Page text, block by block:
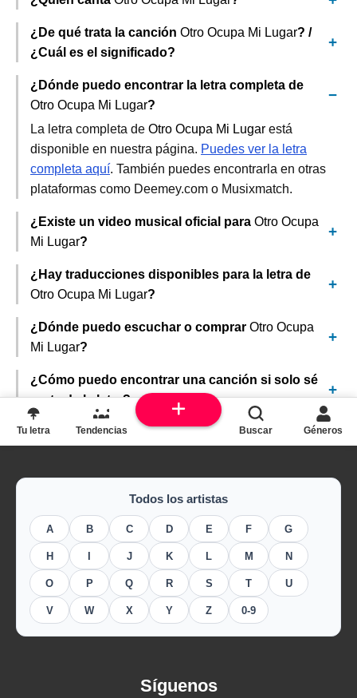
¿De qué trata la canción Otro Ocupa Mi Lugar? /
¿Cuál es el significado?
¿Dónde puedo encontrar la letra completa de
Otro Ocupa Mi Lugar?
La letra completa de Otro Ocupa Mi Lugar está
disponible en nuestra página. Puedes ver la letra
completa aquí. También puedes encontrarla en otras
plataformas como Deemey.com o Musixmatch.
¿Existe un video musical oficial para Otro Ocupa
Mi Lugar?
¿Hay traducciones disponibles para la letra de
Otro Ocupa Mi Lugar?
¿Dónde puedo escuchar o comprar Otro Ocupa
Mi Lugar?
¿Cómo puedo encontrar una canción si solo sé
parte de la letra?
Todos los artistas
A B C D E F G
H J K L M N
O P Q R S T U
V W X Y Z 0-9
Síguenos
Tu letra Tendencias Buscar Géneros